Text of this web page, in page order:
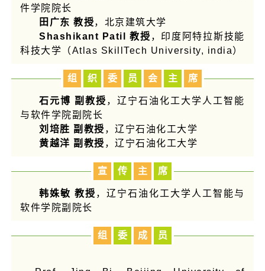
件学院院长
田广东 教授， 北京建筑大学
Shashikant Patil 教授 ，印度阿特拉斯技能
科技大学（Atlas SkillTech University, india）
组 织 委 员 会 主 席
石元博 副教授 ，辽宁石油化工大学人工智能
与软件学院副院长
刘培胜 副教授 ，辽宁石油化工大学
黄越洋 副教授 ，辽宁石油化工大学
宣 传 主 席
韩姝敏 教授 ，辽宁石油化工大学人工智能与
软件学院副院长
组 委 成 员